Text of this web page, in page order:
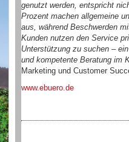
genutzt werden, entspricht
Prozent machen allgemeine
aus, während Beschwerden
Kunden nutzen den Service
Unterstützung zu suchen –
und kompetente Beratung im
Marketing und Customer
www.ebuero.de